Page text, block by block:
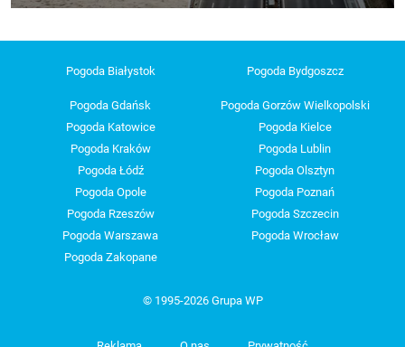
Pogoda Białystok Pogoda Bydgoszcz
Pogoda Gdańsk
Pogoda Gorzów Wielkopolski
Pogoda Katowice
Pogoda Kielce
Pogoda Kraków
Pogoda Lublin
Pogoda Łódź
Pogoda Olsztyn
Pogoda Opole
Pogoda Poznań
Pogoda Rzeszów
Pogoda Szczecin
Pogoda Warszawa
Pogoda Wrocław
Pogoda Zakopane
© 1995-2026 Grupa WP